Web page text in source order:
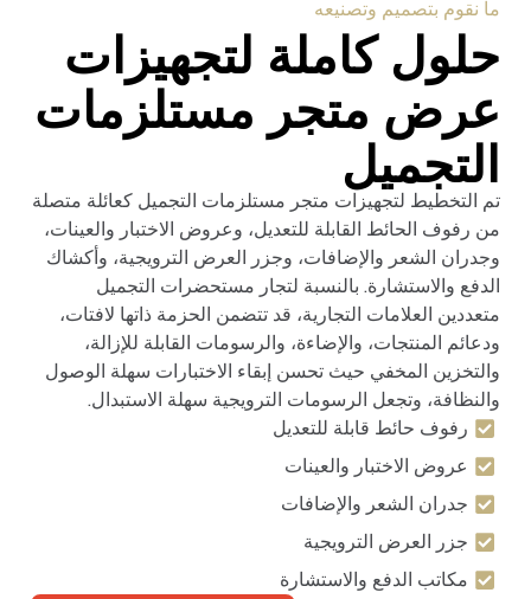
ما نقوم بتصميم وتصنيعه
حلول كاملة لتجهيزات
عرض متجر مستلزمات
التجميل
تم التخطيط لتجهيزات متجر مستلزمات التجميل كعائلة متصلة
من رفوف الحائط القابلة للتعديل، وعروض الاختبار والعينات،
وجدران الشعر والإضافات، وجزر العرض الترويجية، وأكشاك
الدفع والاستشارة. بالنسبة لتجار مستحضرات التجميل
متعددين العلامات التجارية، قد تتضمن الحزمة ذاتها لافتات،
ودعائم المنتجات، والإضاءة، والرسومات القابلة للإزالة،
والتخزين المخفي حيث تحسن إبقاء الاختبارات سهلة الوصول
والنظافة، وتجعل الرسومات الترويجية سهلة الاستبدال.
رفوف حائط قابلة للتعديل
عروض الاختبار والعينات
جدران الشعر والإضافات
جزر العرض الترويجية
مكاتب الدفع والاستشارة